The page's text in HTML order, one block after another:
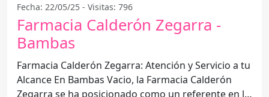
Fecha: 22/05/25 - Visitas: 796
Farmacia Calderón Zegarra -
Bambas
Farmacia Calderón Zegarra: Atención y Servicio a tu
Alcance En Bambas Vacio, la Farmacia Calderón
Zegarra se ha posicionado como un referente en la